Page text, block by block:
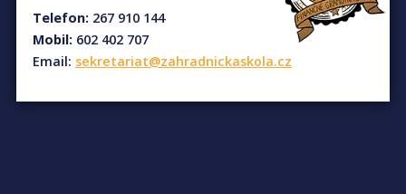
Telefon: 267 910 144
Mobil: 602 402 707
Email: sekretariat@zahradnickaskola.cz